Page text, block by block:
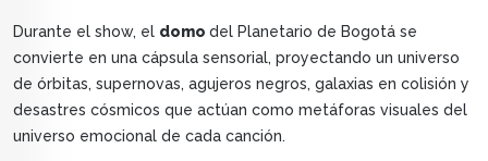
Durante el show, el domo del Planetario de Bogotá se
convierte en una cápsula sensorial, proyectando un universo
de órbitas, supernovas, agujeros negros, galaxias en colisión y
desastres cósmicos que actúan como metáforas visuales del
universo emocional de cada canción.